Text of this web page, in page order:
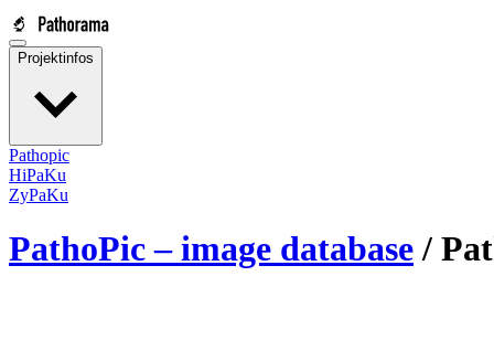
Projektinfos
Pathopic
HiPaKu
ZyPaKu
PathoPic – image database /